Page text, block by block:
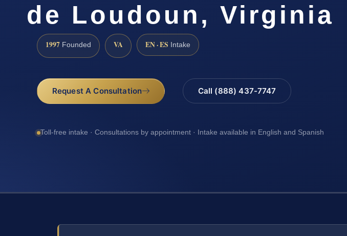
de Loudoun, Virginia
1997 Founded VA EN · ES Intake
Request A Consultation Call (888) 437-7747
Toll-free intake · Consultations by appointment · Intake available in English and Spanish